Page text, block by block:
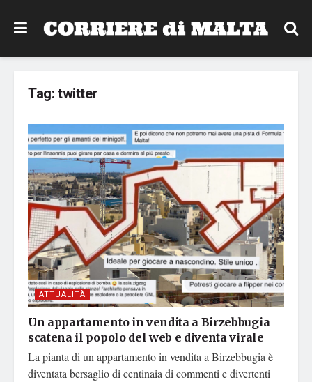
Tag:twitter
ATTUALITÀ
Un appartamento in vendita a Birzebbugia
scatena il popolo del web e diventa virale
La pianta di un appartamento in vendita a Birzebbugia è
diventata bersaglio di centinaia di commenti e divertenti